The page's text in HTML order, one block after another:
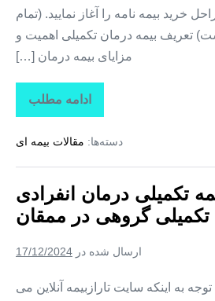
خرید بیمه نامه را آغاز نمایید. (تمام
تعریف بیمه درمان تکمیلی اهمیت و
مزایای بیمه درمان […]
ادامه مطلب
تاراز
بیمه
بیمه
درمان
+
بیمه
درمان
در
دسته‌ها: مقالات بیمه ای
تکمیلی درمان انفرادی
تکمیلی گروهی در ممقان
ارسال شده در 17/12/2024
به اینکه سایت تارازبیمه آنلاین می